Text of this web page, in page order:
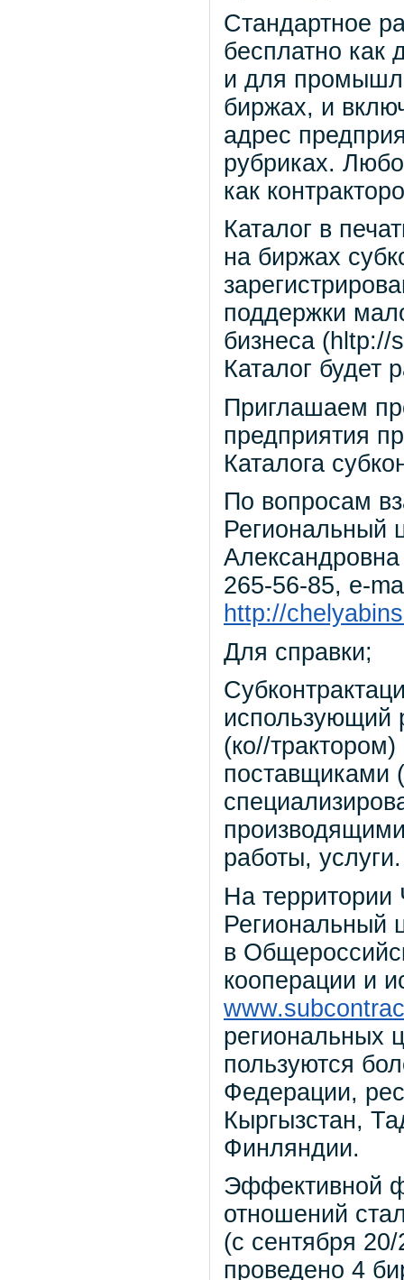
Стандартное
бесплатно как
и для
биржах, и
адрес
рубриках.
как
Каталог в
на биржах
поддержки
бизнеса (hltp://
Каталог будет
Приглашаем
предприятия
Каталога
По вопросам
Региональный
265-56-85, e-
http://
Для справки;
использующий
(ко//
поставщиками
работы, услуги.
На территории
Региональный
в
кооперации и
региональных
пользуются
Федерации,
Кыргызстан,
Финляндии.
Эффективной
отношений
(с сентября
проведено 4